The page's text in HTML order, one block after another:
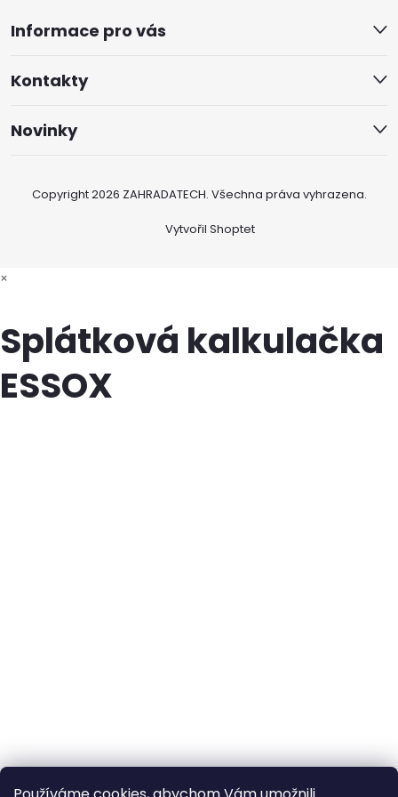
Informace pro vás
Kontakty
Novinky
Vytvořil Shoptet
Copyright 2026 ZAHRADATECH. Všechna práva vyhrazena.
×
Splátková kalkulačka
ESSOX